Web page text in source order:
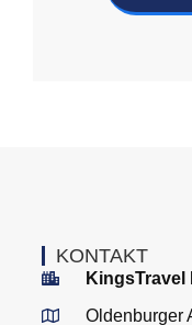
KONTAKT
KingsTravel
Oldenburger